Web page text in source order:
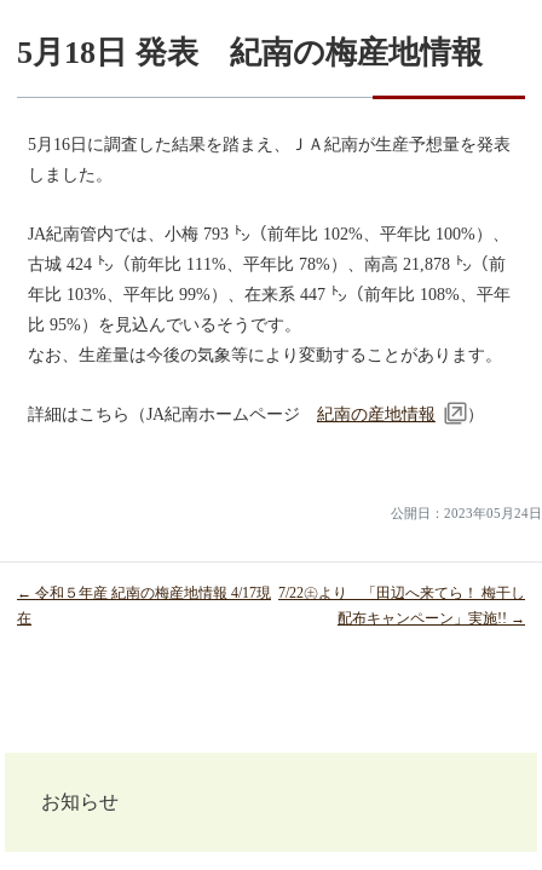
5月18日 発表 紀南の梅産地情報
5月16日に調査した結果を踏まえ、ＪＡ紀南が生産予想量を発表
しました。
JA紀南管内では、小梅 793 ㌧（前年比 102%、平年比 100%）、
古城 424 ㌧（前年比 111%、平年比 78%）、南高 21,878 ㌧（前
年比 103%、平年比 99%）、在来系 447 ㌧（前年比 108%、平年
比 95%）を見込んでいるそうです。
なお、生産量は今後の気象等により変動することがあります。
詳細はこちら（JA紀南ホームページ 紀南の産地情報 ）
公開日： 2023年05月24日
ナ
← 令和５年産 紀南の梅産地情報 4/17現
在
7/22㊏より 「田辺へ来てら！ 梅干し
配布キャンペーン」実施!! →
お知らせ